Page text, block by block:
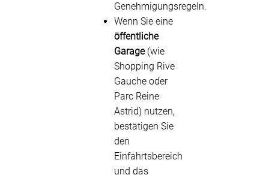
Genehmigungsregeln.
Wenn Sie eine
öffentliche
Garage(wie
Shopping Rive
Gauche oder
Parc Reine
Astrid) nutzen,
bestätigen Sie
den
Einfahrtsbereich
und das